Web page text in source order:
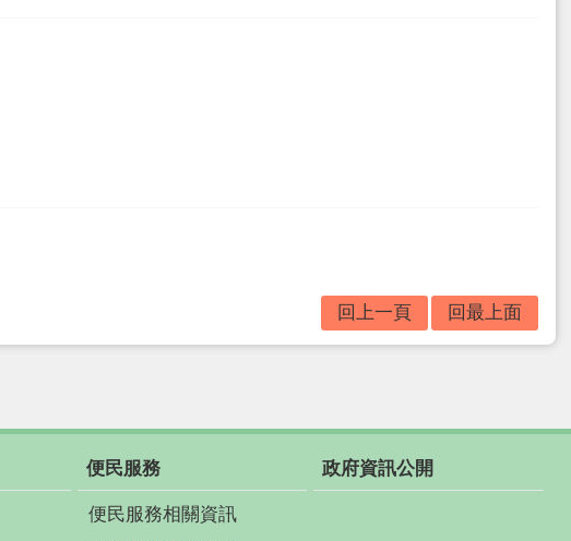
回上一頁 回最上面
便民服務
便民服務相關資訊
政府資訊公開